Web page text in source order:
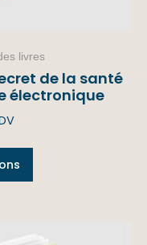
livres
de la santé
électronique